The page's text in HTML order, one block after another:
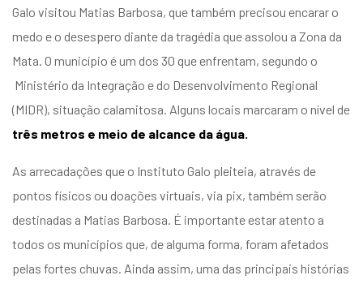
Galo visitou Matias Barbosa, que também precisou encarar o
medo e o desespero diante da tragédia que assolou a Zona da
Mata. O município é um dos 30 que enfrentam, segundo o
Ministério da Integração e do Desenvolvimento Regional
(MIDR), situação calamitosa. Alguns locais marcaram o nível de
três metros e meio de alcance da água.
As arrecadações que o Instituto Galo pleiteia, através de
pontos físicos ou doações virtuais, via pix, também serão
destinadas a Matias Barbosa. É importante estar atento a
todos os municípios que, de alguma forma, foram afetados
pelas fortes chuvas. Ainda assim, uma das principais histórias